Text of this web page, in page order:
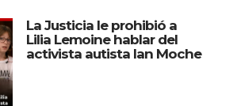
La Justicia le prohibió a
Lilia Lemoine hablar del
activista autista Ian Moche